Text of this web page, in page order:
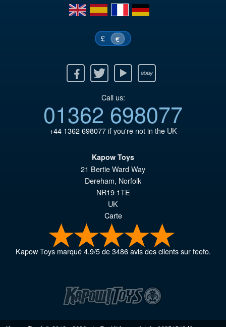
en
es fr de
£ €
Twitter Youtube Ebay
Call us:
01362 698077
+44 1362 698077if you're not in the UK
Kapow Toys
21 Bertie Ward Way
Dereham, Norfolk
NR19 1TE
UK
Carte
Kapow Toysmarqué4.9/5de3486avis des clients sur feefo.